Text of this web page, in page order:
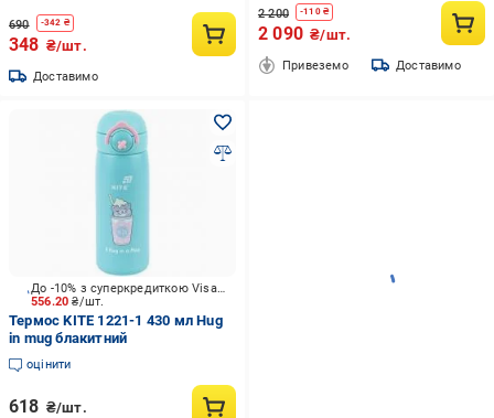
690 -342 ₴
348 ₴/шт.
Доставимо
2 200 -110₴
2 090 ₴/шт.
Привеземо Доставимо
556.20₴/шт.
До -10% з суперкредиткою Visa Вигода
Термос KITE 1221-1 430 мл Hug
in mug блакитний
оцінити
618 ₴/шт.